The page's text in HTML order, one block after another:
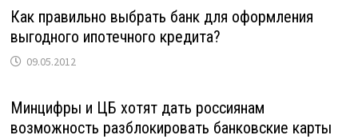
Как правильно выбрать банк для оформления
выгодного ипотечного кредита?
09.05.2012
Минцифры и ЦБ хотят дать россиянам
возможность разблокировать банковские карты